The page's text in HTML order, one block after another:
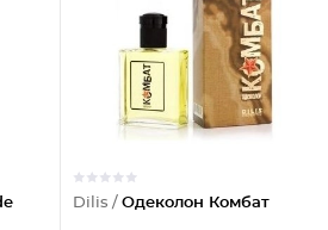
Dilis / Одеколон Комбат